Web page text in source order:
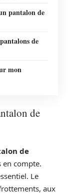
pantalon de
de
mon
de
de
en compte.
Le
aux